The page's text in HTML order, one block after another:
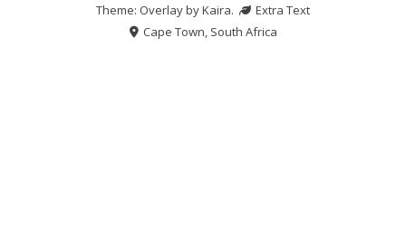
Theme: Overlay byKaira.
Extra Text
Cape Town, South Africa